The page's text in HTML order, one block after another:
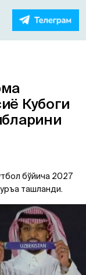
Кубоги
бўйича 2027
ташланди.